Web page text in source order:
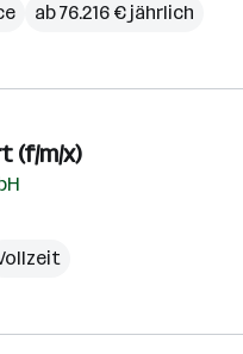
ab 76.216 € jährlich
(f/m/x)